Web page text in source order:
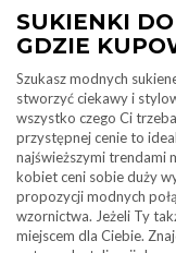
SUKIENKI
GDZIE
Szukasz modnych
stworzyć ciekawy i
wszystko czego Ci
przystępnej cenie to
najświeższymi trendami
kobiet ceni sobie duży
propozycji modnych
wzornictwa. Jeżeli Ty
miejscem dla Ciebie.